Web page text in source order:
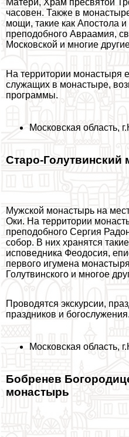
Матери, Храм пресвятой
часовен. Также в
мощи, такие как Апостола и
преподобного Авраамия,
Московской и многие
На территории монастыря
служащих в монастыре,
программы.
Московская область,
Старо-Голутвинский
Мужской монастырь на
Оки. На территории
преподобного Сергия
собор. В них хранятся
исповедника Феодосия,
первого игумена
Голутвинского и многое
Проводятся экскурсии,
праздников и богослужения.
Московская область,
Бобренев
монастырь